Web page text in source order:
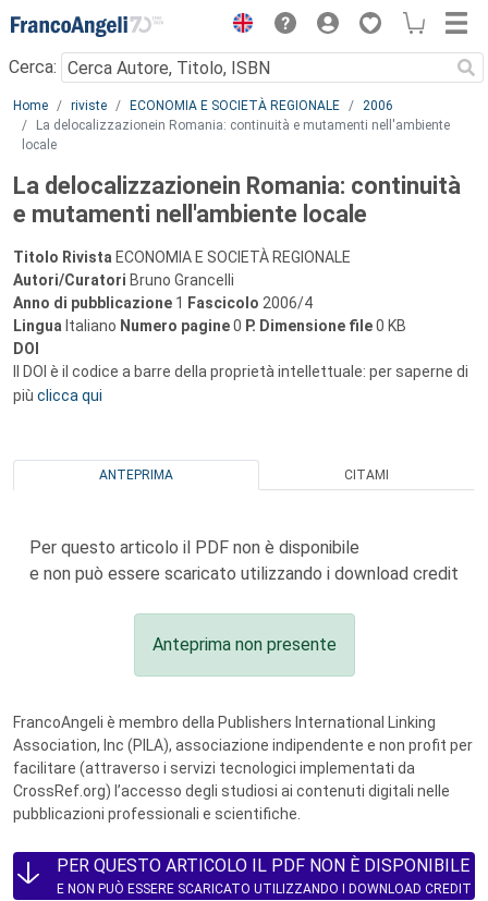
Menu
Cerca:
Main content
Home riviste ECONOMIA E SOCIETÀ REGIONALE
2006
La delocalizzazionein Romania: continuità e mutamenti nell'ambiente
locale
La delocalizzazionein Romania: continuità
e mutamenti nell'ambiente locale
Titolo Rivista ECONOMIA E SOCIETÀ REGIONALE
Autori/Curatori Bruno Grancelli
Anno di pubblicazione 1 Fascicolo 2006/4
Lingua Italiano Numero pagine0 P. Dimensione file0 KB
DOI
Il DOI è il codice a barre della proprietà intellettuale: per saperne di
più clicca qui
ANTEPRIMA CITAMI
Per questo articolo il PDF non è disponibile
e non può essere scaricato utilizzando i download credit
Anteprima non presente
FrancoAngeli è membro della Publishers International Linking
Association, Inc (PILA), associazione indipendente e non profit per
facilitare (attraverso i servizi tecnologici implementati da
CrossRef.org) l’accesso degli studiosi ai contenuti digitali nelle
pubblicazioni professionali e scientifiche.
PER QUESTO ARTICOLO IL PDF NON È DISPONIBILE
E NON PUÒ ESSERE SCARICATO UTILIZZANDO I DOWNLOAD CREDIT